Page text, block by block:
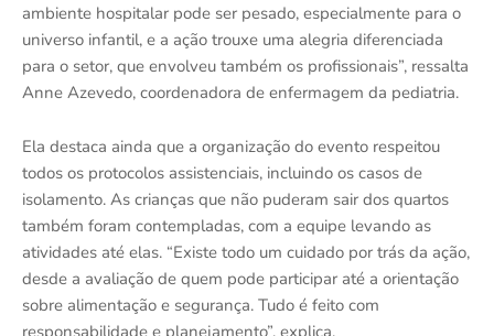
ambiente hospitalar pode ser pesado, especialmente para o
universo infantil, e a ação trouxe uma alegria diferenciada
para o setor, que envolveu também os profissionais”, ressalta
Anne Azevedo, coordenadora de enfermagem da pediatria.
Ela destaca ainda que a organização do evento respeitou
todos os protocolos assistenciais, incluindo os casos de
isolamento. As crianças que não puderam sair dos quartos
também foram contempladas, com a equipe levando as
atividades até elas. “Existe todo um cuidado por trás da ação,
desde a avaliação de quem pode participar até a orientação
sobre alimentação e segurança. Tudo é feito com
responsabilidade e planejamento”, explica.